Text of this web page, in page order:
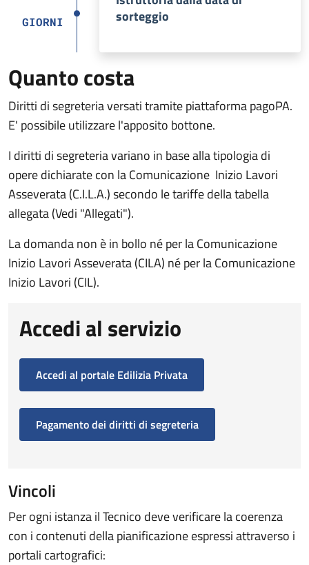
GIORNI
sorteggio
Quanto costa
Diritti di segreteria versati tramite piattaforma pagoPA.
E' possibile utilizzare l'apposito bottone.
I diritti di segreteria variano in base alla tipologia di
opere dichiarate con la Comunicazione Inizio Lavori
Asseverata (C.I.L.A.) secondo le tariffe della tabella
allegata (Vedi "Allegati").
La domanda non è in bollo né per la Comunicazione
Inizio Lavori Asseverata (CILA) né per la Comunicazione
Inizio Lavori (CIL).
Accedi al servizio
Accedi al portale Edilizia Privata
Pagamento dei diritti di segreteria
Vincoli
Per ogni istanza il Tecnico deve verificare la coerenza
con i contenuti della pianificazione espressi attraverso i
portali cartografici: